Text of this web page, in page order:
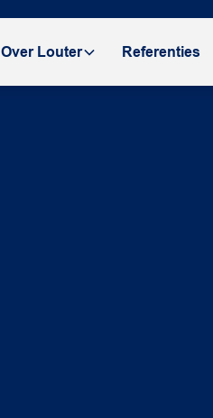
Over Louter Referenties